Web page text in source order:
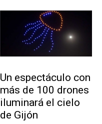
Un espectáculo con
más de 100 drones
iluminará el cielo
de Gijón